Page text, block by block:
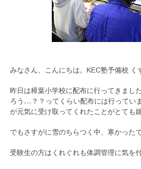
みなさん、こんにちは。KEC塾予備校 く
昨日は樟葉小学校に配布に行ってきまし
ろう…？？ってくらい配布には行ってい
が元気に受け取ってくれたことがとても
でもさすがに雪のちらつく中、寒かった
受験生の方はくれぐれも体調管理に気を